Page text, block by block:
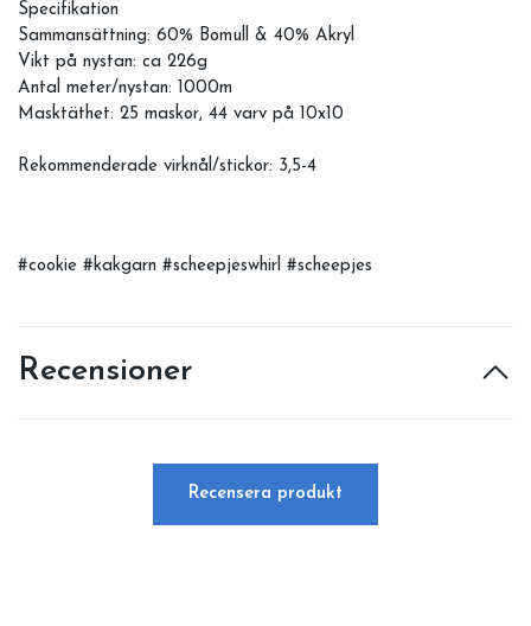
Specifikation
Sammansättning: 60% Bomull & 40% Akryl
Vikt på nystan: ca 226g
Antal meter/nystan: 1000m
Masktäthet: 25 maskor, 44 varv på 10x10
Rekommenderade virknål/stickor: 3,5-4
#cookie #kakgarn #scheepjeswhirl #scheepjes
Recensioner
Recensera produkt